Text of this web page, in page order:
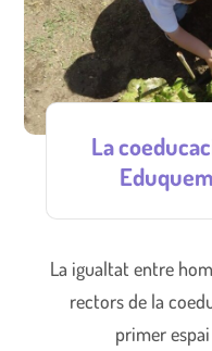
La
La igualtat entre
rectors de la
primer